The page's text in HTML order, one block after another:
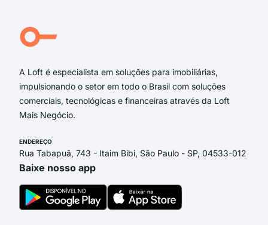
A Loft é especialista em soluções para imobiliárias,
impulsionando o setor em todo o Brasil com soluções
comerciais, tecnológicas e financeiras através da Loft
Mais Negócio.
ENDEREÇO
Rua Tabapuã, 743 - Itaim Bibi, São Paulo - SP, 04533-012
Baixe nosso app